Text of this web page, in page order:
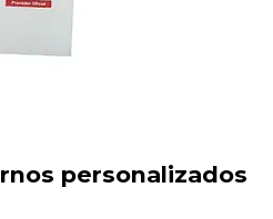
personalizados